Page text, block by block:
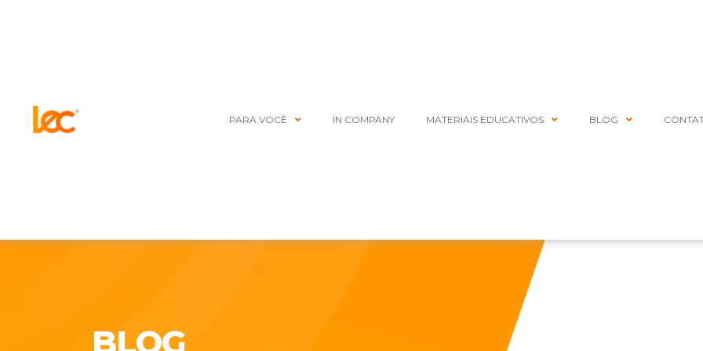
PARA VOCÊ IN COMPANY MATERIAIS EDUCATIVOS BLOG
BLOG